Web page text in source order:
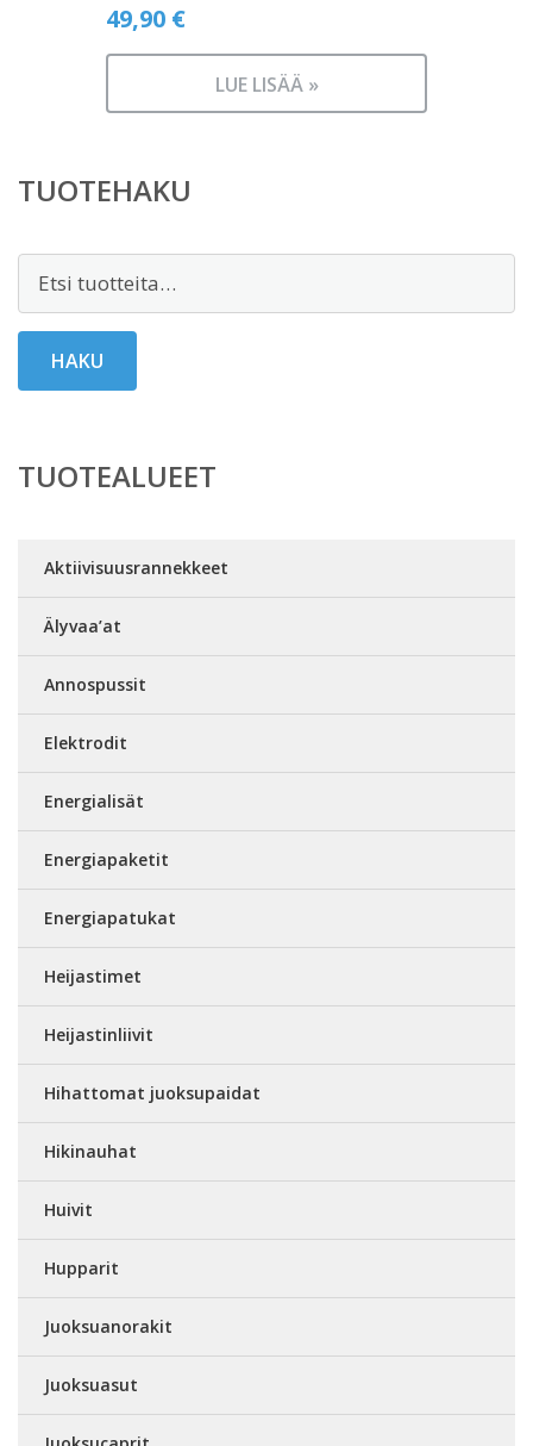
49,90 €
LUE LISÄÄ »
TUOTEHAKU
Etsi:
HAKU
TUOTEALUEET
Aktiivisuusrannekkeet
Älyvaa’at
Annospussit
Elektrodit
Energialisät
Energiapaketit
Energiapatukat
Heijastimet
Heijastinliivit
Hihattomat juoksupaidat
Hikinauhat
Huivit
Hupparit
Juoksuanorakit
Juoksuasut